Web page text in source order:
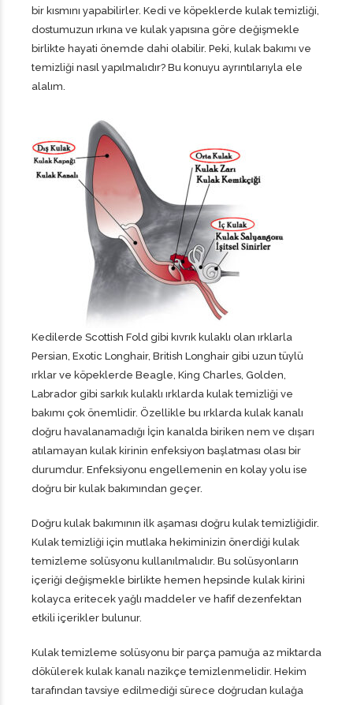
bir kısmını yapabilirler. Kedi ve köpeklerde kulak temizliği,
dostumuzun ırkına ve kulak yapısına göre değişmekle
birlikte hayati önemde dahi olabilir. Peki, kulak bakımı ve
temizliği nasıl yapılmalıdır? Bu konuyu ayrıntılarıyla ele
alalım.
Kedilerde Scottish Fold gibi kıvrık kulaklı olan ırklarla
Persian, Exotic Longhair, British Longhair gibi uzun tüylü
ırklar ve köpeklerde Beagle, King Charles, Golden,
Labrador gibi sarkık kulaklı ırklarda kulak temizliği ve
bakımı çok önemlidir. Özellikle bu ırklarda kulak kanalı
doğru havalanamadığı İçin kanalda biriken nem ve dışarı
atılamayan kulak kirinin enfeksiyon başlatması olası bir
durumdur. Enfeksiyonu engellemenin en kolay yolu ise
doğru bir kulak bakımından geçer.
Doğru kulak bakımının ilk aşaması doğru kulak temizliğidir.
Kulak temizliği için mutlaka hekiminizin önerdiği kulak
temizleme solüsyonu kullanılmalıdır. Bu solüsyonların
içeriği değişmekle birlikte hemen hepsinde kulak kirini
kolayca eritecek yağlı maddeler ve hafif dezenfektan
etkili içerikler bulunur.
Kulak temizleme solüsyonu bir parça pamuğa az miktarda
dökülerek kulak kanalı nazikçe temizlenmelidir. Hekim
tarafından tavsiye edilmediği sürece doğrudan kulağa